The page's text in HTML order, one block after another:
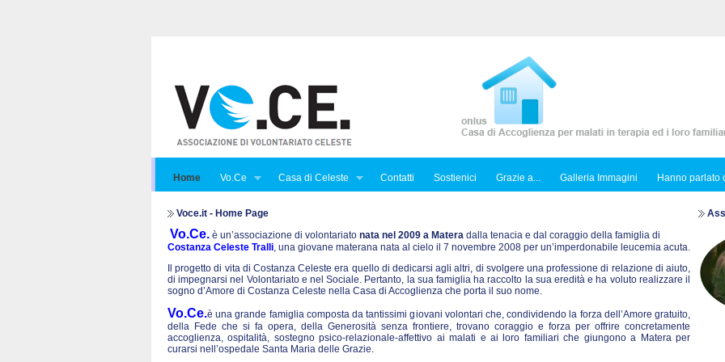
Home Vo.Ce Casa di Celeste Contatti Sostienici Grazie a... Galleria Immagini Hanno parlato
Voce.it - Home Page
Vo.Ce. è un’associazione di volontariato nata nel 2009 a Matera dalla tenacia e dal coraggio della famiglia di
Costanza Celeste Tralli, una giovane materana nata al cielo il 7 novembre 2008 per un’imperdonabile leucemia acuta.
Il progetto di vita di Costanza Celeste era quello di dedicarsi agli altri, di svolgere una professione di relazione di aiuto,
di impegnarsi nel Volontariato e nel Sociale. Pertanto, la sua famiglia ha raccolto la sua eredità e ha voluto realizzare il
sogno d’Amore di Costanza Celeste nella Casa di Accoglienza che porta il suo nome.
Vo.Ce.è una grande famiglia composta da tantissimi giovani volontari che, condividendo la forza dell’Amore gratuito,
della Fede che si fa opera, della Generosità senza frontiere, trovano coraggio e forza per offrire concretamente
accoglienza, ospitalità, sostegno psico-relazionale-affettivo ai malati e ai loro familiari che giungono a Matera per
curarsi nell’ospedale Santa Maria delle Grazie.